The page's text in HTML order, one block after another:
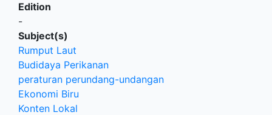
Edition
-
Subject(s)
Rumput Laut
Budidaya Perikanan
peraturan perundang-undangan
Ekonomi Biru
Konten Lokal